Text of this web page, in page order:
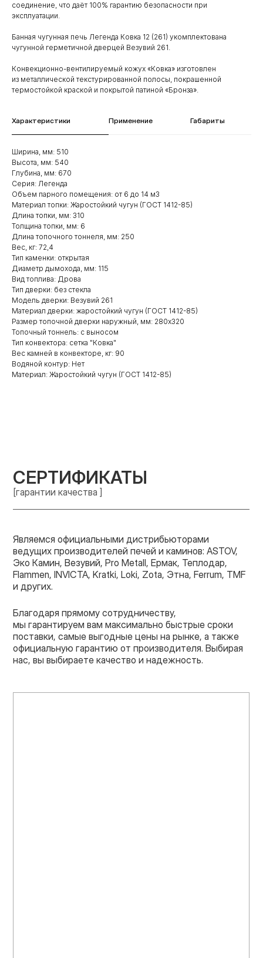
соединение, что даёт 100% гарантию безопасности при
эксплуатации.
Банная чугунная печь Легенда Ковка 12 (261) укомплектована
чугунной герметичной дверцей Везувий 261.
Конвекционно-вентилируемый кожух «Ковка» изготовлен
из металлической текстурированной полосы, покрашенной
термостойкой краской и покрытой патиной «Бронза».
Характеристики Применение Габариты
Ширина, мм: 510
Высота, мм: 540
Глубина, мм: 670
Серия: Легенда
Объем парного помещения: от 6 до 14 м3
Материал топки: Жаростойкий чугун (ГОСТ 1412-85)
Длина топки, мм: 310
Толщина топки, мм: 6
Длина топочного тоннеля, мм: 250
Вес, кг: 72,4
Тип каменки: открытая
Диаметр дымохода, мм: 115
Вид топлива: Дрова
Тип дверки: без стекла
Модель дверки: Везувий 261
Материал дверки: жаростойкий чугун (ГОСТ 1412-85)
Размер топочной дверки наружный, мм: 280х320
Топочный тоннель: с выносом
Тип конвектора: cетка "Ковка"
Вес камней в конвекторе, кг: 90
Водяной контур: Нет
Материал: Жаростойкий чугун (ГОСТ 1412-85)
СЕРТИФИКАТЫ
[гарантии качества ]
Являемся официальными дистрибьюторами
ведущих производителей печей и каминов: ASTOV,
Эко Камин, Везувий, Pro Metall, Ермак, Теплодар,
Flammen, INVICTA, Kratki, Loki, Zota, Этна, Ferrum, TMF
и других.
Благодаря прямому сотрудничеству,
мы гарантируем вам максимально быстрые сроки
поставки, самые выгодные цены на рынке, а также
официальную гарантию от производителя. Выбирая
нас, вы выбираете качество и надежность.